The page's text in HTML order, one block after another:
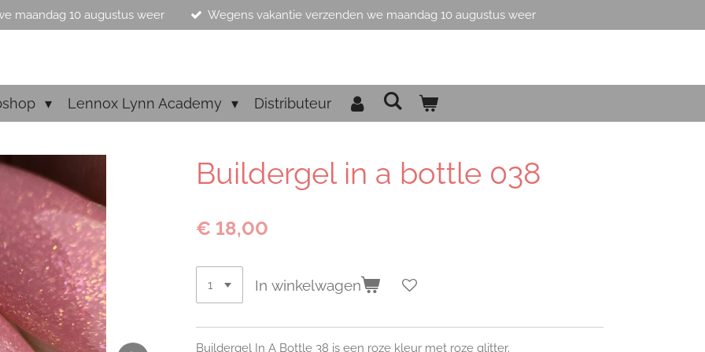
maandag 10 augustus weer Wegens vakantie verzenden we maandag 10 augustus weer
Lennox Lynn Academy Distributeur
Buildergel in a bottle 038
€ 18,00
In winkelwagen
Buildergel In A Bottle 38 is een roze kleur met roze glitter.